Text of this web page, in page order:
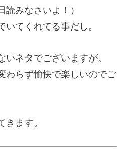
読みなさいよ！）
てくれてる事だし。
ネタでございますが。
わらず愉快で楽しいのでご
きます。